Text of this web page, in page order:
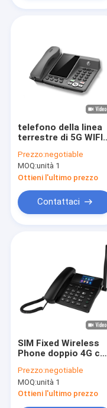
Casa
Prodotti
Giro della fabbrica
Controllo di qualità
telefono della linea
terrestre di 5G WIFI
chiamata 2GB +
16GB
Prezzo:negotiable
MOQ:unità 1
Ottieni l'ultimo prezzo
Contattaci
SIM Fixed Wireless
Phone doppio 4G con
ed il punto caldo di
WIFI
Prezzo:negotiable
MOQ:unità 1
Ottieni l'ultimo prezzo